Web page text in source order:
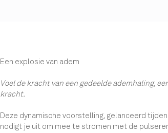
Een explosie van adem
Voel de kracht van een gedeelde ademhaling,
kracht.
Deze dynamische voorstelling, gelanceerd
nodigt je uit om mee te stromen met de